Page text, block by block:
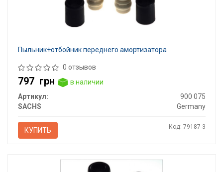
Пыльник+отбойник переднего амортизатора
0 отзывов
797 грн
в наличии
Артикул:
900 075
SACHS
Germany
КУПИТЬ Код: 79187-3